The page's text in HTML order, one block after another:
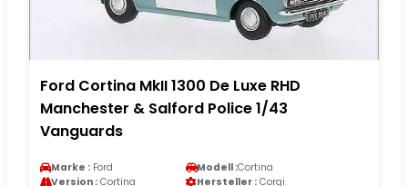
Ford Cortina MkII 1300 De Luxe RHD
Manchester & Salford Police 1/43
Vanguards
Marke : Ford Modell :Cortina
Version : Cortina Hersteller : Corgi